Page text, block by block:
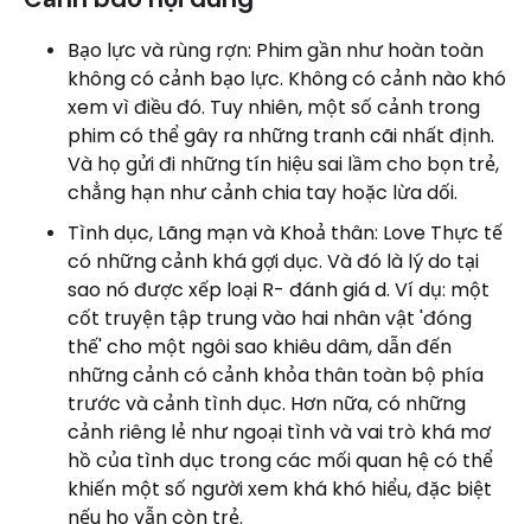
Bạo lực và rùng rợn: Phim gần như hoàn toàn
không có cảnh bạo lực. Không có cảnh nào khó
xem vì điều đó. Tuy nhiên, một số cảnh trong
phim có thể gây ra những tranh cãi nhất định.
Và họ gửi đi những tín hiệu sai lầm cho bọn trẻ,
chẳng hạn như cảnh chia tay hoặc lừa dối.
Tình dục, Lãng mạn và Khoả thân: Love Thực tế
có những cảnh khá gợi dục. Và đó là lý do tại
sao nó được xếp loại R- đánh giá d. Ví dụ: một
cốt truyện tập trung vào hai nhân vật 'đóng
thế' cho một ngôi sao khiêu dâm, dẫn đến
những cảnh có cảnh khỏa thân toàn bộ phía
trước và cảnh tình dục. Hơn nữa, có những
cảnh riêng lẻ như ngoại tình và vai trò khá mơ
hồ của tình dục trong các mối quan hệ có thể
khiến một số người xem khá khó hiểu, đặc biệt
nếu họ vẫn còn trẻ.